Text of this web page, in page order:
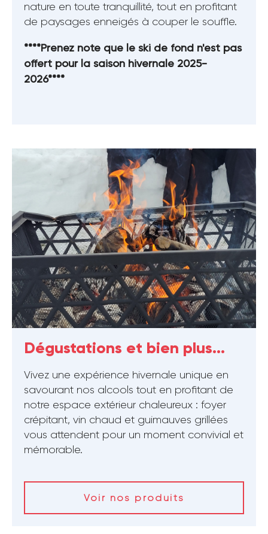
nature en toute tranquillité, tout en profitant
de paysages enneigés à couper le souffle.
****Prenez note que le ski de fond n'est pas
offert pour la saison hivernale 2025-
2026****
Dégustations et bien plus...
Vivez une expérience hivernale unique en
savourant nos alcools tout en profitant de
notre espace extérieur chaleureux : foyer
crépitant, vin chaud et guimauves grillées
vous attendent pour un moment convivial et
mémorable.
Voir nos produits